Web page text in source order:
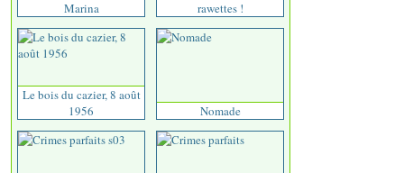
Marina
rawettes !
Le bois du cazier, 8 août
1956
Nomade